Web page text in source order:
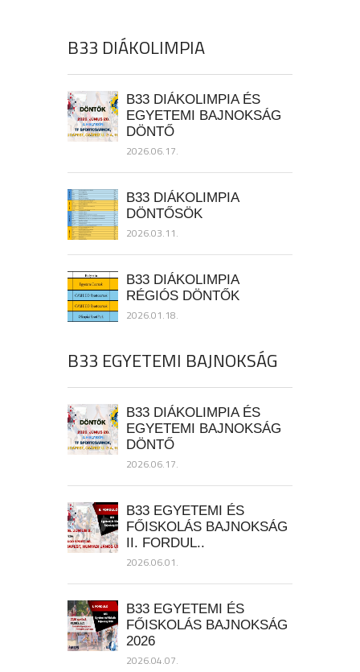
B33 DIÁKOLIMPIA
B33 DIÁKOLIMPIA ÉS
EGYETEMI BAJNOKSÁG
DÖNTŐ
2026.06.17.
B33 DIÁKOLIMPIA
DÖNTŐSÖK
2026.03.11.
B33 DIÁKOLIMPIA
RÉGIÓS DÖNTŐK
2026.01.18.
B33 EGYETEMI BAJNOKSÁG
B33 DIÁKOLIMPIA ÉS
EGYETEMI BAJNOKSÁG
DÖNTŐ
2026.06.17.
B33 EGYETEMI ÉS
FŐISKOLÁS BAJNOKSÁG
II. FORDUL..
2026.06.01.
B33 EGYETEMI ÉS
FŐISKOLÁS BAJNOKSÁG
2026
2026.04.07.